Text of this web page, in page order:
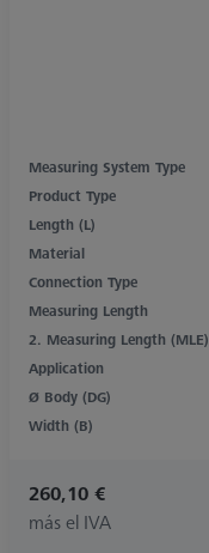
Measuring System Type
Product Type
Length (L)
Material
Connection Type
Measuring Length
2. Measuring Length (MLE)
Application
Ø Body (DG)
Width (B)
260,10 €
más el IVA